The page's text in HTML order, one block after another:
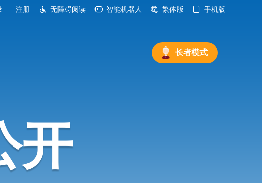
注册 无障碍阅读 智能机器人 繁体版 手机版
长者模式
开